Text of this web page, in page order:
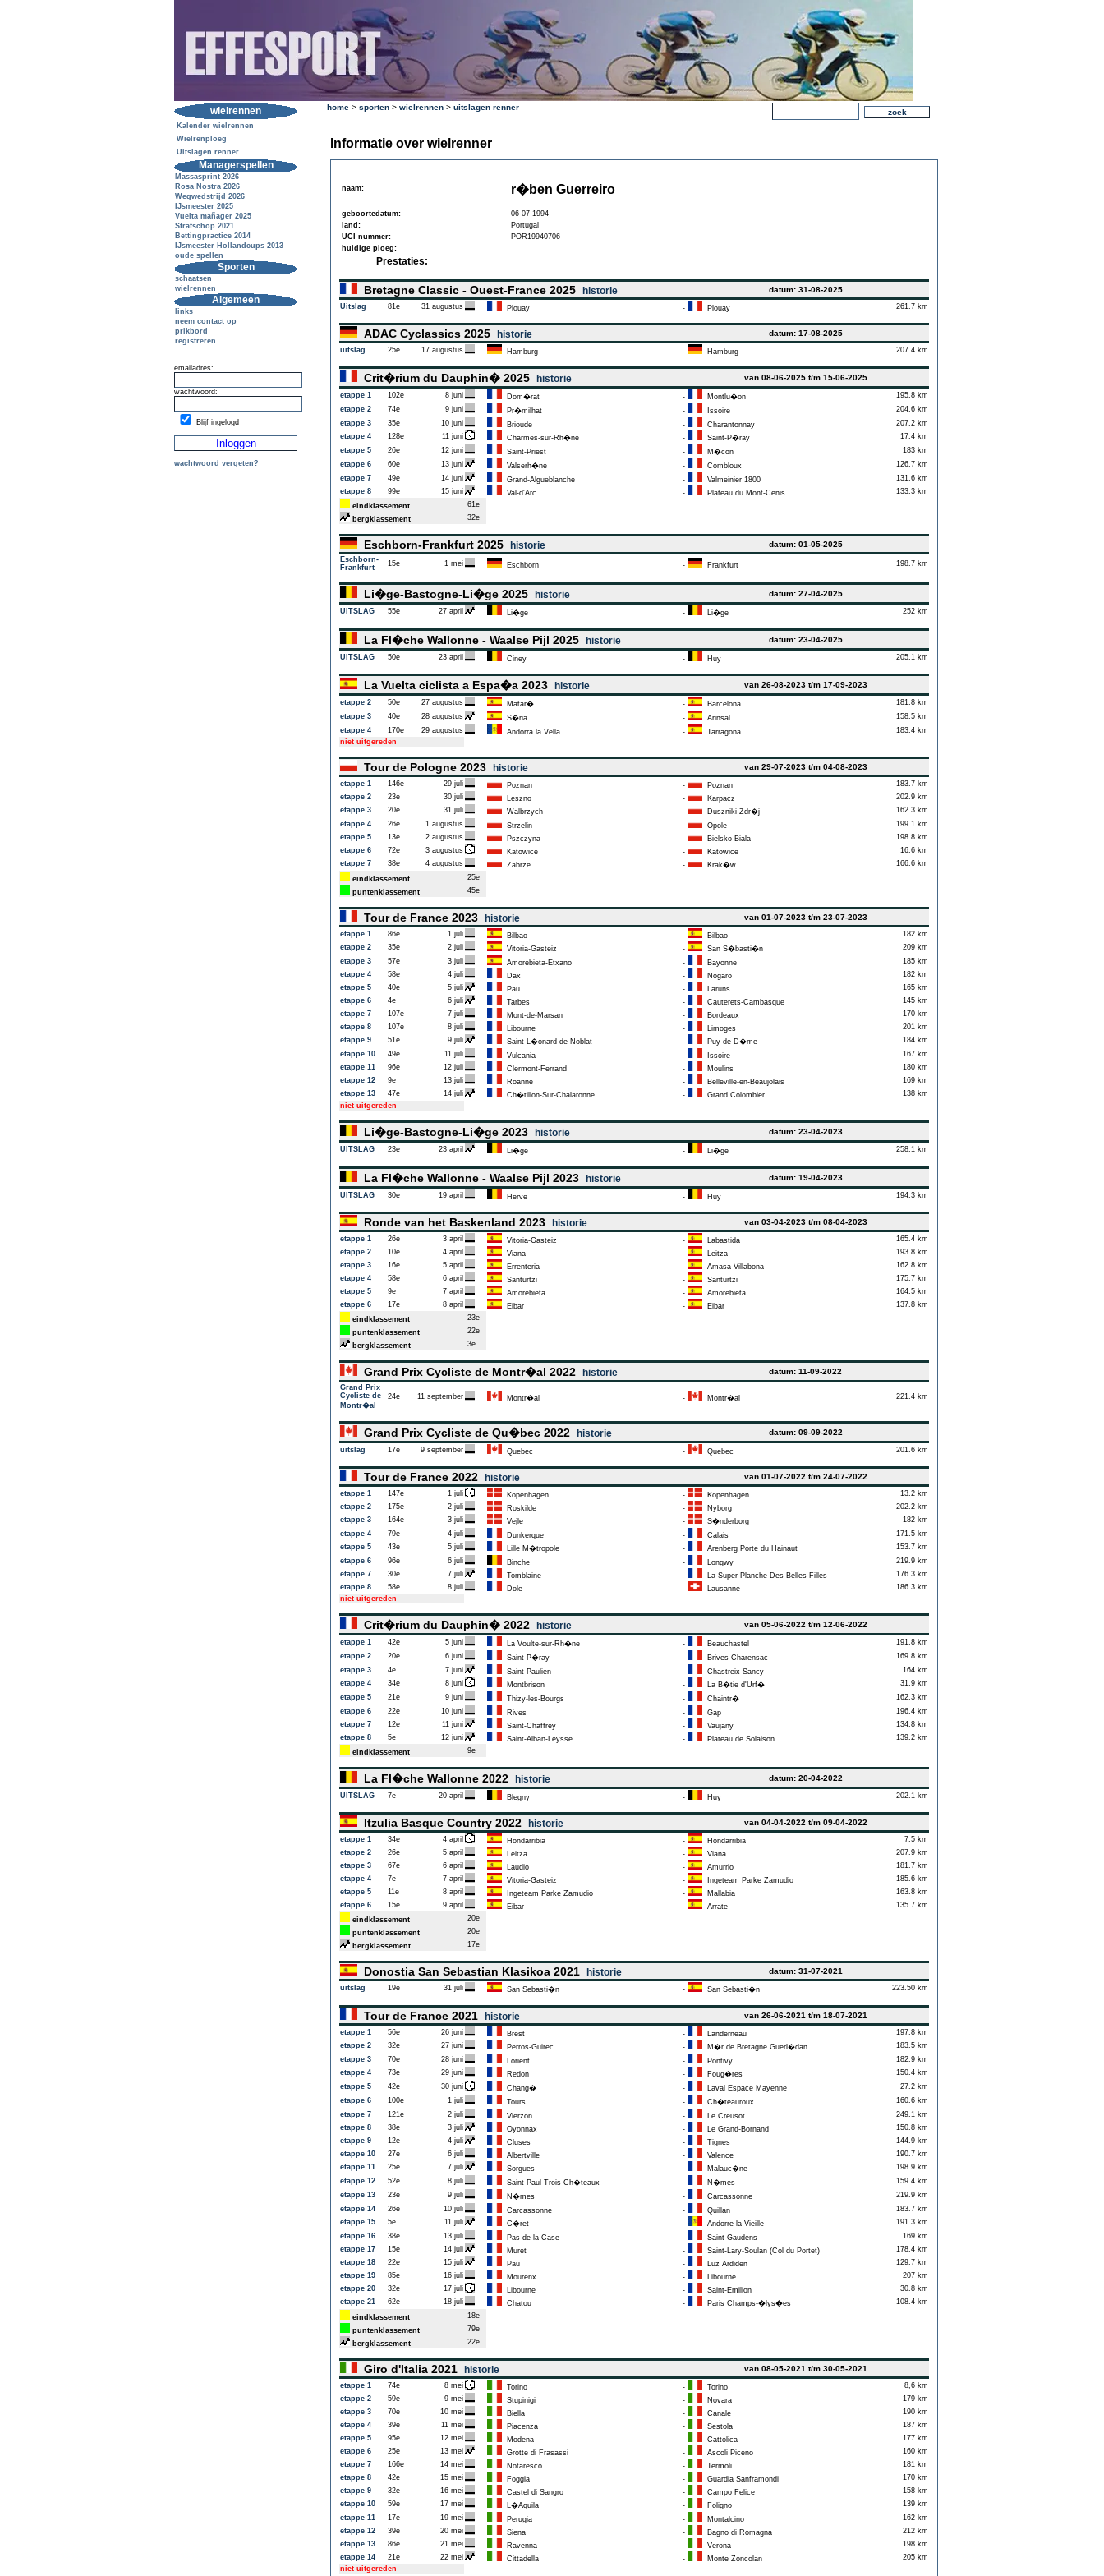
wielrennen
Kalender wielrennen
Wielrenploeg
Uitslagen renner
Managerspellen
Massasprint 2026
Rosa Nostra 2026
Wegwedstrijd 2026
IJsmeester 2025
Vuelta mañager 2025
Strafschop 2021
Bettingpractice 2014
IJsmeester Hollandcups 2013
oude spellen
Sporten
schaatsen
wielrennen
Algemeen
links
neem contact op
prikbord
registreren
emailadres:
wachtwoord:
Blijf ingelogd
wachtwoord vergeten?
home > sporten > wielrennen > uitslagen renner
Informatie over wielrenner
naam: r�ben Guerreiro
geboortedatum:
06-07-1994
land:
Portugal
UCI nummer:
POR19940706
huidige ploeg:
Prestaties:
Bretagne Classic - Ouest-France 2025 historie datum: 31-08-2025
Uitslag 81e 31 augustus Plouay - Plouay 261.7 km
ADAC Cyclassics 2025 historie datum: 17-08-2025
uitslag 25e 17 augustus Hamburg - Hamburg 207.4 km
Crit�rium du Dauphin� 2025 historie van 08-06-2025 t/m 15-06-2025
etappe 1 102e 8 juni Dom�rat - Montlu�on
195.8 km
etappe 2
74e 9 juni Pr�milhat - Issoire
204.6 km
etappe 3
35e 10 juni Brioude - Charantonnay
207.2 km
etappe 4
128e 11 juni Charmes-sur-Rh�ne - Saint-P�ray
17.4 km
etappe 5
26e 12 juni Saint-Priest - M�con
183 km
etappe 6
60e 13 juni Valserh�ne - Combloux
126.7 km
etappe 7
49e 14 juni Grand-Algueblanche - Valmeinier 1800
131.6 km
etappe 8
99e 15 juni Val-d'Arc - Plateau du Mont-Cenis
133.3 km
eindklassement
61e
bergklassement
32e
Eschborn-Frankfurt 2025 historie datum: 01-05-2025
Eschborn-
Frankfurt
15e 1 mei Eschborn - Frankfurt 198.7 km
Li�ge-Bastogne-Li�ge 2025 historie datum: 27-04-2025
UITSLAG 55e 27 april Li�ge - Li�ge 252 km
La Fl�che Wallonne - Waalse Pijl 2025 historie datum: 23-04-2025
UITSLAG 50e 23 april Ciney - Huy 205.1 km
La Vuelta ciclista a Espa�a 2023 historie van 26-08-2023 t/m 17-09-2023
etappe 2 50e 27 augustus Matar� - Barcelona
181.8 km
etappe 3
40e 28 augustus S�ria - Arinsal
158.5 km
etappe 4
170e 29 augustus Andorra la Vella - Tarragona
183.4 km
niet uitgereden
Tour de Pologne 2023 historie van 29-07-2023 t/m 04-08-2023
etappe 1 146e 29 juli Poznan - Poznan
183.7 km
etappe 2
23e 30 juli Leszno - Karpacz
202.9 km
etappe 3
20e 31 juli Walbrzych - Duszniki-Zdr�j
162.3 km
etappe 4
26e 1 augustus Strzelin - Opole
199.1 km
etappe 5
13e 2 augustus Pszczyna - Bielsko-Biala
198.8 km
etappe 6
72e 3 augustus Katowice - Katowice
16.6 km
etappe 7
38e 4 augustus Zabrze - Krak�w
166.6 km
eindklassement
25e
puntenklassement
45e
Tour de France 2023 historie van 01-07-2023 t/m 23-07-2023
etappe 1 86e 1 juli Bilbao - Bilbao
182 km
etappe 2
35e 2 juli Vitoria-Gasteiz - San S�basti�n
209 km
etappe 3
57e 3 juli Amorebieta-Etxano - Bayonne
185 km
etappe 4
58e 4 juli Dax - Nogaro
182 km
etappe 5
40e 5 juli Pau - Laruns
165 km
etappe 6
4e 6 juli Tarbes - Cauterets-Cambasque
145 km
etappe 7
107e 7 juli Mont-de-Marsan - Bordeaux
170 km
etappe 8
107e 8 juli Libourne - Limoges
201 km
etappe 9
51e 9 juli Saint-L�onard-de-Noblat - Puy de D�me
184 km
etappe 10
49e 11 juli Vulcania - Issoire
167 km
etappe 11
96e 12 juli Clermont-Ferrand - Moulins
180 km
etappe 12
9e 13 juli Roanne - Belleville-en-Beaujolais
169 km
etappe 13
47e 14 juli Ch�tillon-Sur-Chalaronne - Grand Colombier
138 km
niet uitgereden
Li�ge-Bastogne-Li�ge 2023 historie datum: 23-04-2023
UITSLAG 23e 23 april Li�ge - Li�ge 258.1 km
La Fl�che Wallonne - Waalse Pijl 2023 historie datum: 19-04-2023
UITSLAG 30e 19 april Herve - Huy 194.3 km
Ronde van het Baskenland 2023 historie van 03-04-2023 t/m 08-04-2023
etappe 1 26e 3 april Vitoria-Gasteiz - Labastida
165.4 km
etappe 2
10e 4 april Viana - Leitza
193.8 km
etappe 3
16e 5 april Errenteria - Amasa-Villabona
162.8 km
etappe 4
58e 6 april Santurtzi - Santurtzi
175.7 km
etappe 5
9e 7 april Amorebieta - Amorebieta
164.5 km
etappe 6
17e 8 april Eibar - Eibar
137.8 km
eindklassement
23e
puntenklassement
22e
bergklassement
3e
Grand Prix Cycliste de Montr�al 2022 historie datum: 11-09-2022
Grand Prix
Cycliste de
Montr�al
24e 11 september Montr�al - Montr�al 221.4 km
Grand Prix Cycliste de Qu�bec 2022 historie datum: 09-09-2022
uitslag 17e 9 september Quebec - Quebec 201.6 km
Tour de France 2022 historie van 01-07-2022 t/m 24-07-2022
etappe 1 147e 1 juli Kopenhagen - Kopenhagen
13.2 km
etappe 2
175e 2 juli Roskilde - Nyborg
202.2 km
etappe 3
164e 3 juli Vejle - S�nderborg
182 km
etappe 4
79e 4 juli Dunkerque - Calais
171.5 km
etappe 5
43e 5 juli Lille M�tropole - Arenberg Porte du Hainaut
153.7 km
etappe 6
96e 6 juli Binche - Longwy
219.9 km
etappe 7
30e 7 juli Tomblaine - La Super Planche Des Belles Filles
176.3 km
etappe 8
58e 8 juli Dole - Lausanne
186.3 km
niet uitgereden
Crit�rium du Dauphin� 2022 historie van 05-06-2022 t/m 12-06-2022
etappe 1 42e 5 juni La Voulte-sur-Rh�ne - Beauchastel
191.8 km
etappe 2
20e 6 juni Saint-P�ray - Brives-Charensac
169.8 km
etappe 3
4e 7 juni Saint-Paulien - Chastreix-Sancy
164 km
etappe 4
34e 8 juni Montbrison - La B�tie d'Urf�
31.9 km
etappe 5
21e 9 juni Thizy-les-Bourgs - Chaintr�
162.3 km
etappe 6
22e 10 juni Rives - Gap
196.4 km
etappe 7
12e 11 juni Saint-Chaffrey - Vaujany
134.8 km
etappe 8
5e 12 juni Saint-Alban-Leysse - Plateau de Solaison
139.2 km
eindklassement
9e
La Fl�che Wallonne 2022 historie datum: 20-04-2022
UITSLAG 7e 20 april Blegny - Huy 202.1 km
Itzulia Basque Country 2022 historie van 04-04-2022 t/m 09-04-2022
etappe 1 34e 4 april Hondarribia - Hondarribia
7.5 km
etappe 2
26e 5 april Leitza - Viana
207.9 km
etappe 3
67e 6 april Laudio - Amurrio
181.7 km
etappe 4
7e 7 april Vitoria-Gasteiz - Ingeteam Parke Zamudio
185.6 km
etappe 5
11e 8 april Ingeteam Parke Zamudio - Mallabia
163.8 km
etappe 6
15e 9 april Eibar - Arrate
135.7 km
eindklassement
20e
puntenklassement
20e
bergklassement
17e
Donostia San Sebastian Klasikoa 2021 historie datum: 31-07-2021
uitslag 19e 31 juli San Sebasti�n - San Sebasti�n 223.50 km
Tour de France 2021 historie van 26-06-2021 t/m 18-07-2021
etappe 1 56e 26 juni Brest - Landerneau
197.8 km
etappe 2
32e 27 juni Perros-Guirec - M�r de Bretagne Guerl�dan
183.5 km
etappe 3
70e 28 juni Lorient - Pontivy
182.9 km
etappe 4
73e 29 juni Redon - Foug�res
150.4 km
etappe 5
42e 30 juni Chang� - Laval Espace Mayenne
27.2 km
etappe 6
100e 1 juli Tours - Ch�teauroux
160.6 km
etappe 7
121e 2 juli Vierzon - Le Creusot
249.1 km
etappe 8
38e 3 juli Oyonnax - Le Grand-Bornand
150.8 km
etappe 9
12e 4 juli Cluses - Tignes
144.9 km
etappe 10
27e 6 juli Albertville - Valence
190.7 km
etappe 11
25e 7 juli Sorgues - Malauc�ne
198.9 km
etappe 12
52e 8 juli Saint-Paul-Trois-Ch�teaux - N�mes
159.4 km
etappe 13
23e 9 juli N�mes - Carcassonne
219.9 km
etappe 14
26e 10 juli Carcassonne - Quillan
183.7 km
etappe 15
5e 11 juli C�ret - Andorre-la-Vieille
191.3 km
etappe 16
38e 13 juli Pas de la Case - Saint-Gaudens
169 km
etappe 17
15e 14 juli Muret - Saint-Lary-Soulan (Col du Portet)
178.4 km
etappe 18
22e 15 juli Pau - Luz Ardiden
129.7 km
etappe 19
85e 16 juli Mourenx - Libourne
207 km
etappe 20
32e 17 juli Libourne - Saint-Emilion
30.8 km
etappe 21
62e 18 juli Chatou - Paris Champs-�lys�es
108.4 km
eindklassement
18e
puntenklassement
79e
bergklassement
22e
Giro d'Italia 2021 historie van 08-05-2021 t/m 30-05-2021
etappe 1 74e 8 mei Torino - Torino
8,6 km
etappe 2
59e 9 mei Stupinigi - Novara
179 km
etappe 3
70e 10 mei Biella - Canale
190 km
etappe 4
39e 11 mei Piacenza - Sestola
187 km
etappe 5
95e 12 mei Modena - Cattolica
177 km
etappe 6
25e 13 mei Grotte di Frasassi - Ascoli Piceno
160 km
etappe 7
166e 14 mei Notaresco - Termoli
181 km
etappe 8
42e 15 mei Foggia - Guardia Sanframondi
170 km
etappe 9
32e 16 mei Castel di Sangro - Campo Felice
158 km
etappe 10
59e 17 mei L�Aquila - Foligno
139 km
etappe 11
17e 19 mei Perugia - Montalcino
162 km
etappe 12
39e 20 mei Siena - Bagno di Romagna
212 km
etappe 13
86e 21 mei Ravenna - Verona
198 km
etappe 14
21e 22 mei Cittadella - Monte Zoncolan
205 km
niet uitgereden